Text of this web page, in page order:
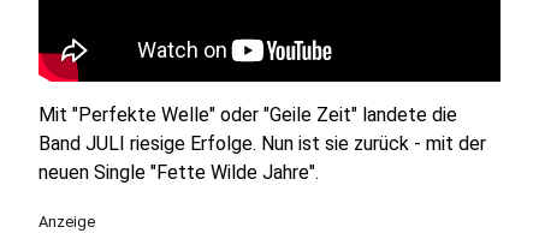
Mit "Perfekte Welle" oder "Geile Zeit" landete die
Band JULI riesige Erfolge. Nun ist sie zurück - mit der
neuen Single "Fette Wilde Jahre".
Anzeige